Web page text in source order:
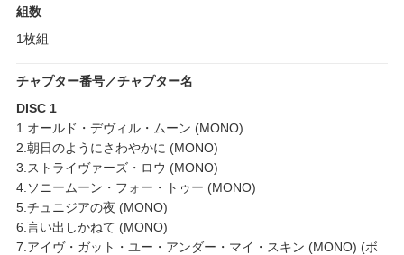
組数
1枚組
チャプター番号／チャプター名
DISC 1
1.オールド・デヴィル・ムーン (MONO)
2.朝日のようにさわやかに (MONO)
3.ストライヴァーズ・ロウ (MONO)
4.ソニームーン・フォー・トゥー (MONO)
5.チュニジアの夜 (MONO)
6.言い出しかねて (MONO)
7.アイヴ・ガット・ユー・アンダー・マイ・スキン (MONO) (ボ